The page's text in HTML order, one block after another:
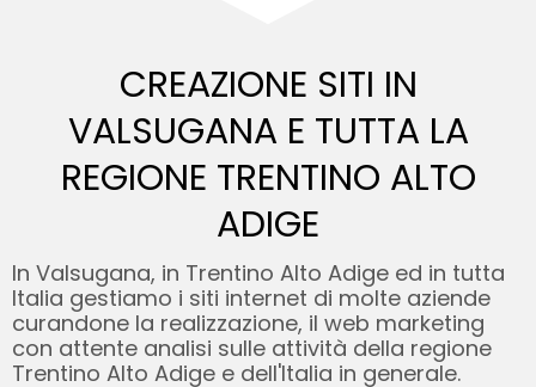
CREAZIONE SITI IN
VALSUGANA E TUTTA LA
REGIONE TRENTINO ALTO
ADIGE
In Valsugana, in Trentino Alto Adige ed in tutta
Italia gestiamo i siti internet di molte aziende
curandone la realizzazione, il web marketing
con attente analisi sulle attività della regione
Trentino Alto Adige e dell'Italia in generale.